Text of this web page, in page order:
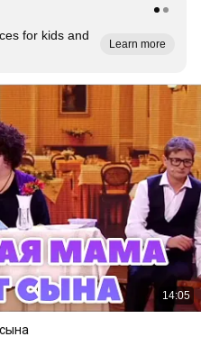
for kids and
Learn more
14:05